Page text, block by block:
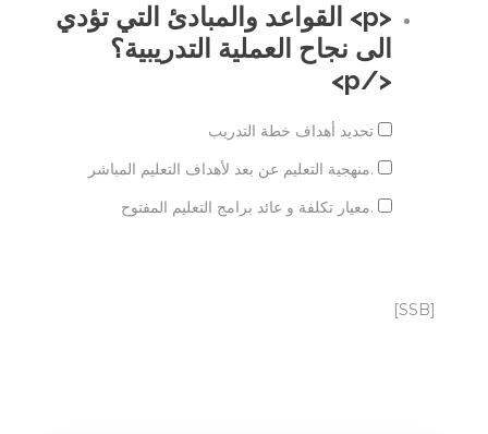
<p> القواعد والمبادئ التي تؤدي
الى نجاح العملية التدريبية؟
</p>
تحديد أهداف خطة التدريب
.منهجية التعليم عن بعد لأهداف التعليم المباشر
.معيار تكلفة و عائد برامج التعليم المفتوح
[SSB]